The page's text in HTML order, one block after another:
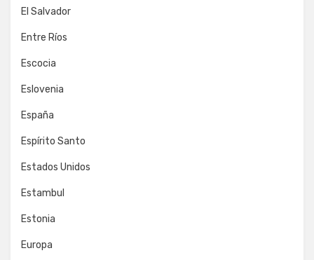
El Salvador
Entre Ríos
Escocia
Eslovenia
España
Espírito Santo
Estados Unidos
Estambul
Estonia
Europa